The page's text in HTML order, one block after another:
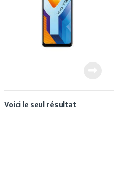
Voici le seul résultat